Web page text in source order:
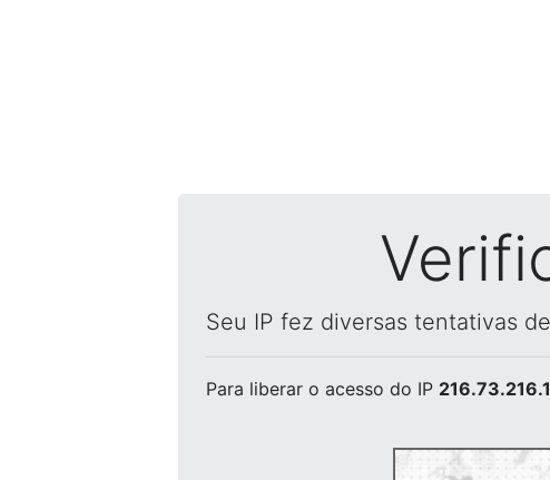
Seu IP fez diversas tentativas
Para liberar o acesso do IP